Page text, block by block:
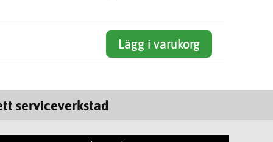
Lägg i varukorg
serviceverkstad